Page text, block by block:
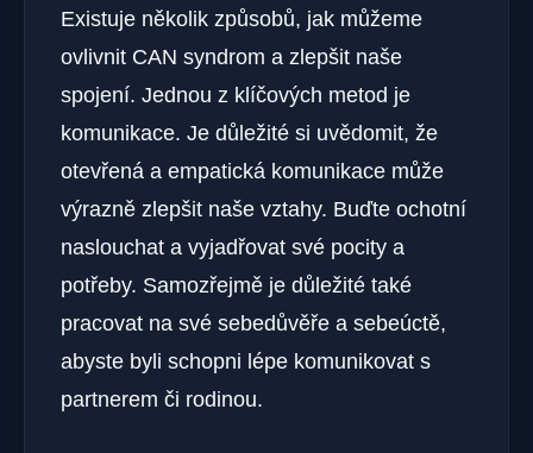
Existuje několik způsobů, jak můžeme
⁤ovlivnit CAN ⁢syndrom a ⁤zlepšit naše
spojení. Jednou z klíčových metod je
‍komunikace. Je důležité si uvědomit, že
⁢otevřená⁢ a‌ empatická komunikace může
výrazně zlepšit naše vztahy. Buďte ochotní
naslouchat a​ vyjadřovat své pocity ​a
potřeby.‌ Samozřejmě je‍ důležité ‌také
pracovat na své sebedůvěře a sebeúctě,
⁤abyste byli schopni lépe ‌komunikovat s
partnerem či rodinou.